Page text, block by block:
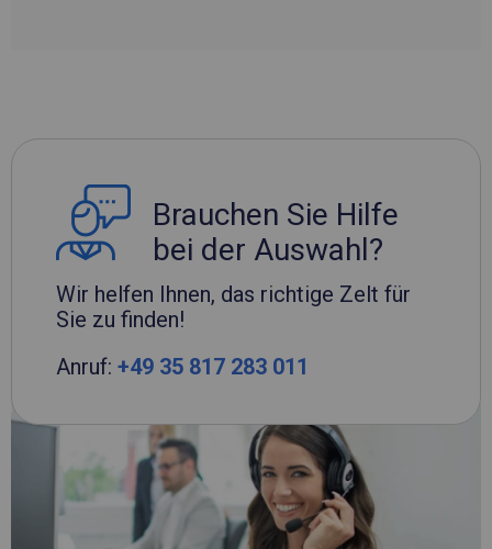
Brauchen Sie Hilfe
bei der Auswahl?
Wir helfen Ihnen, das richtige Zelt für
Sie zu finden!
Anruf: +49 35 817 283 011